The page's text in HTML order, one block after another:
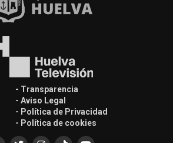
- Transparencia
- Aviso Legal
- Política de Privacidad
- Política de cookies